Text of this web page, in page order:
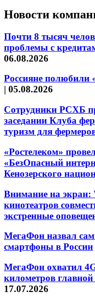
Новости
Почти 8 тысяч
проблемы с
06.08.2026
Россияне полюбили
| 05.08.2026
Сотрудники РСХБ
заседании Клуба
туризм для
«Ростелеком»
«БезОпасный
Кенозерского
Внимание на
кинотеатров
экстренные
МегаФон назвал
смартфоны в России
МегаФон охватил
километров
17.07.2026